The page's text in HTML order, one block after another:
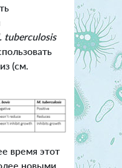
tuberculosis
(см.
время этот
новыми